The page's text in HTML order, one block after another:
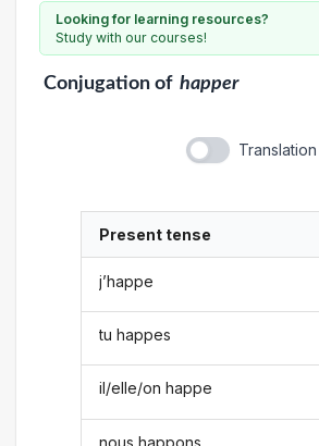
Looking for learning resources?
Study with our courses!
Conjugationof happer
Translation
Present tense
j’happe
tu happes
il/elle/on happe
nous happons